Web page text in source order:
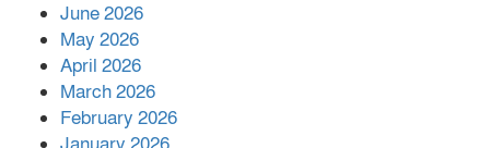
June 2026
May 2026
April 2026
March 2026
February 2026